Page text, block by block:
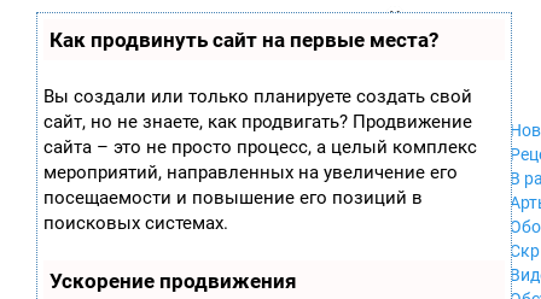
Как продвинуть сайт на первые места?
Вы создали или только планируете создать свой
сайт, но не знаете, как продвигать? Продвижение
сайта – это не просто процесс, а целый комплекс
мероприятий, направленных на увеличение его
посещаемости и повышение его позиций в
поисковых системах.
Ускорение продвижения
играх
П
ла
ф
ор
м
ы
Xbox 360
Xbox
GameCube
PS2
PS3
В